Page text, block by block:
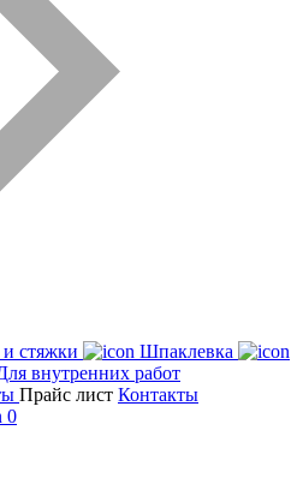
стяжки
Шпаклевка
внутренних работ
Прайс лист Контакты
0